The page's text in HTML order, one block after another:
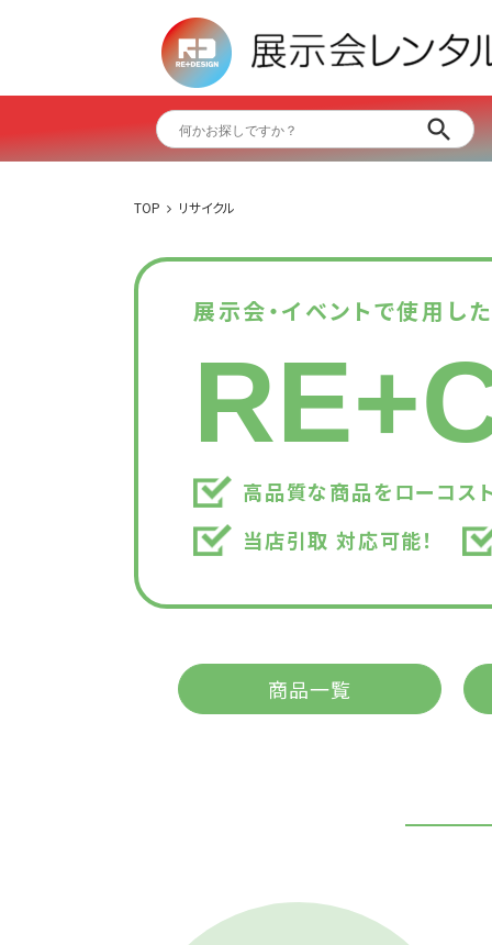
TOP リサイクル
展示会・イベントで使用し
高品質な商品をローコス
当店引取 対応可能！
商品一覧